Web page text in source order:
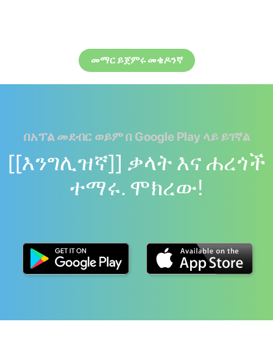
መማር ይጀምሩ መቄዶንኛ
በአፕል መደብር ወይም በ Google Play ላይ ይገኛል
[[እንግሊዝኛ]] ቃላት እና ሐረጎች
ተማሩ. ሞክረው!